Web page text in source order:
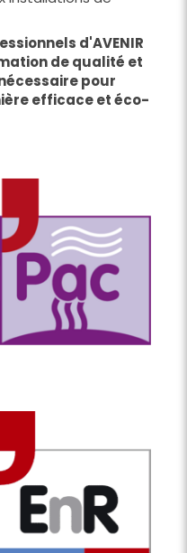
d'AVENIR
de qualité et
pour
efficace et éco-